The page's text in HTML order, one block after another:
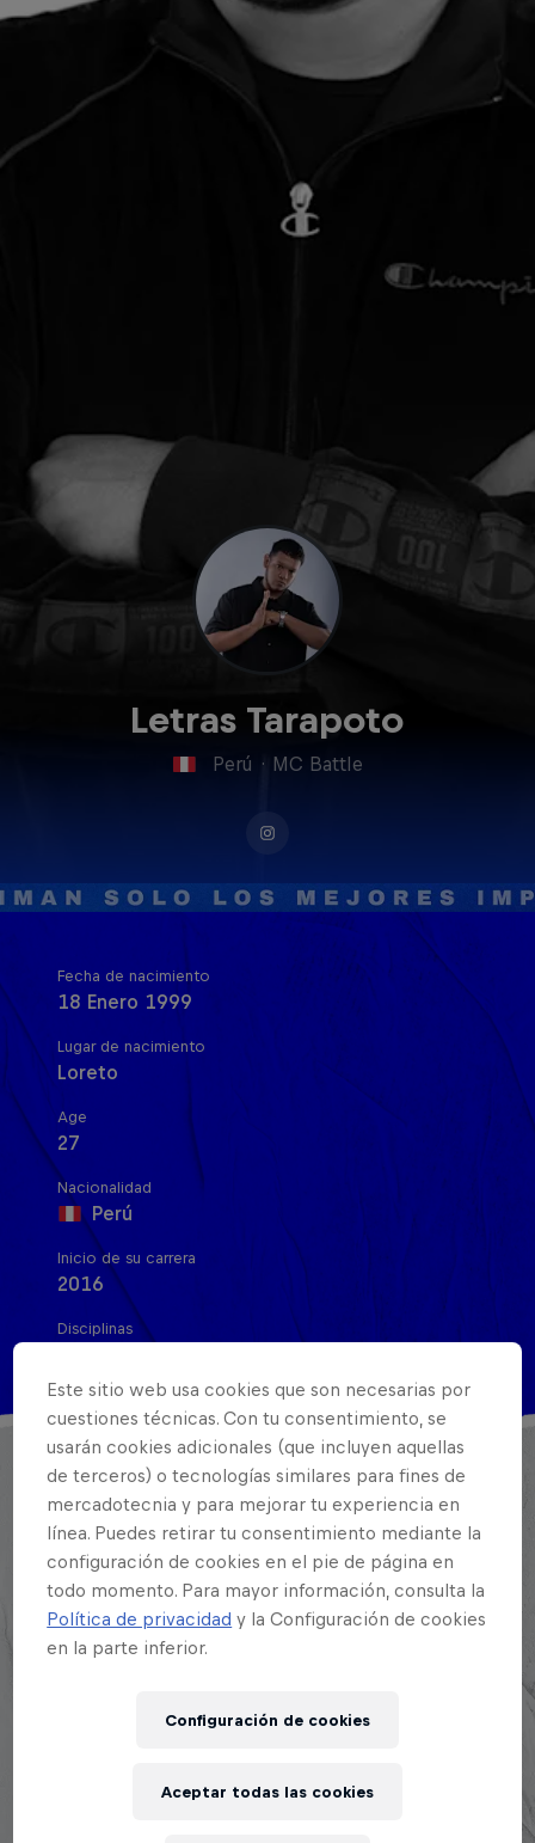
Letras Tarapoto
Perú · MC Battle
Fecha de nacimiento
18 Enero 1999
Lugar de nacimiento
Loreto
Age
27
Nacionalidad
Perú
Inicio de su carrera
2016
Disciplinas
No hay muchos MCs en el freestyle peruano que
puedan decir que llegaron desde la selva. Letras
Tarapoto es el primero. Nacido el 18 de enero de
1999, comenzó en el freestyle en 2016 desde
Tarapoto, una ciudad que hasta su llegada al
circuito nacional no había puesto un representante
en la Final Nacional de Red Bull Batalla. En 2020
freestyler del oriente peruano en competir en la
Fuera del micrófono, Letras tiene un perfil poco
Este sitio web usa cookies que son necesarias por
cuestiones técnicas. Con tu consentimiento, se
usarán cookies adicionales (que incluyen aquellas
de terceros) o tecnologías similares para fines de
mercadotecnia y para mejorar tu experiencia en
línea. Puedes retirar tu consentimiento mediante la
configuración de cookies en el pie de página en
todo momento. Para mayor información, consulta la
Política de privacidad y la Configuración de cookies
en la parte inferior.
Configuración de cookies
Aceptar todas las cookies